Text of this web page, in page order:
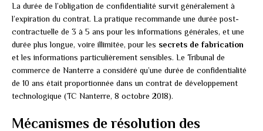
La durée de l’obligation de confidentialité survit généralement à
l’expiration du contrat. La pratique recommande une durée post-
contractuelle de 3 à 5 ans pour les informations générales, et une
durée plus longue, voire illimitée, pour les secrets de fabrication
et les informations particulièrement sensibles. Le Tribunal de
commerce de Nanterre a considéré qu’une durée de confidentialité
de 10 ans était proportionnée dans un contrat de développement
technologique (TC Nanterre, 8 octobre 2018).
Mécanismes de résolution des